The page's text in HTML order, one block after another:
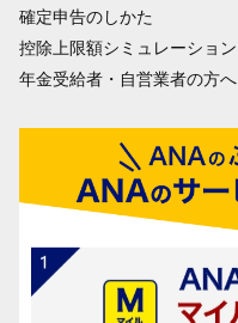
確定申告のしかた
控除上限額シミュレーション
年金受給者・自営業者の方へ